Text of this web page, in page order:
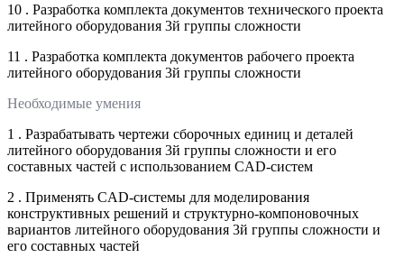
10 . Разработка комплекта документов технического проекта
литейного оборудования 3й группы сложности
11 . Разработка комплекта документов рабочего проекта
литейного оборудования 3й группы сложности
Необходимые умения
1 . Разрабатывать чертежи сборочных единиц и деталей
литейного оборудования 3й группы сложности и его
составных частей с использованием CAD-систем
2 . Применять CAD-системы для моделирования
конструктивных решений и структурно-компоновочных
вариантов литейного оборудования 3й группы сложности и
его составных частей